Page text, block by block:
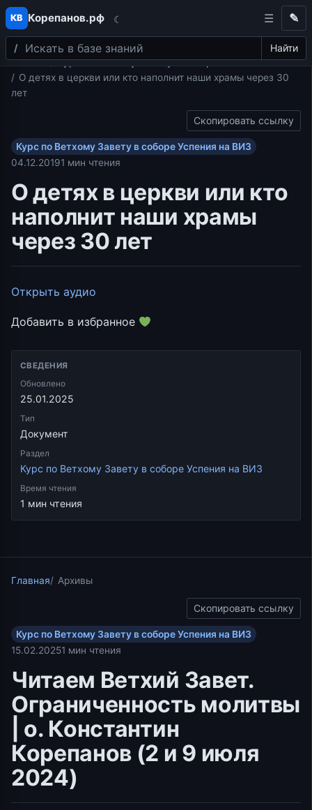
Перейти к содержимому
КВ Корепанов.рф ☾
Поиск Найти
✎
Главная
Курс по Ветхому Завету в соборе Успения на ВИЗ
О детях в церкви или кто наполнит наши храмы через 30
лет
Скопировать ссылку
Курс по Ветхому Завету в соборе Успения на ВИЗ
04.12.20191 мин чтения
О детях в церкви или кто
наполнит наши храмы
через 30 лет
Открыть аудио
Добавить в избранное
СВЕДЕНИЯ
Обновлено
25.01.2025
Тип
Документ
Раздел
Курс по Ветхому Завету в соборе Успения на ВИЗ
Время чтения
1 мин чтения
Главная Архивы
Скопировать ссылку
Курс по Ветхому Завету в соборе Успения на ВИЗ
15.02.20251 мин чтения
Читаем Ветхий Завет.
Ограниченность молитвы
| о. Константин
Корепанов (2 и 9 июля
2024)